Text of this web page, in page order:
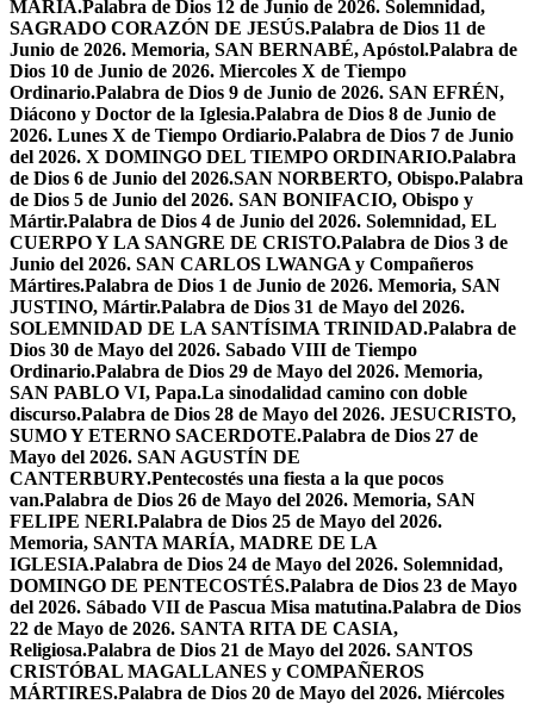
MARÍA.Palabra de Dios 12 de Junio de 2026. Solemnidad,
SAGRADO CORAZÓN DE JESÚS.Palabra de Dios 11 de
Junio de 2026. Memoria, SAN BERNABÉ, Apóstol.Palabra de
Dios 10 de Junio de 2026. Miercoles X de Tiempo
Ordinario.Palabra de Dios 9 de Junio de 2026. SAN EFRÉN,
Diácono y Doctor de la Iglesia.Palabra de Dios 8 de Junio de
2026. Lunes X de Tiempo Ordiario.Palabra de Dios 7 de Junio
del 2026. X DOMINGO DEL TIEMPO ORDINARIO.Palabra
de Dios 6 de Junio del 2026.SAN NORBERTO, Obispo.Palabra
de Dios 5 de Junio del 2026. SAN BONIFACIO, Obispo y
Mártir.Palabra de Dios 4 de Junio del 2026. Solemnidad, EL
CUERPO Y LA SANGRE DE CRISTO.Palabra de Dios 3 de
Junio del 2026. SAN CARLOS LWANGA y Compañeros
Mártires.Palabra de Dios 1 de Junio de 2026. Memoria, SAN
JUSTINO, Mártir.Palabra de Dios 31 de Mayo del 2026.
SOLEMNIDAD DE LA SANTÍSIMA TRINIDAD.Palabra de
Dios 30 de Mayo del 2026. Sabado VIII de Tiempo
Ordinario.Palabra de Dios 29 de Mayo del 2026. Memoria,
SAN PABLO VI, Papa.La sinodalidad camino con doble
discurso.Palabra de Dios 28 de Mayo del 2026. JESUCRISTO,
SUMO Y ETERNO SACERDOTE.Palabra de Dios 27 de
Mayo del 2026. SAN AGUSTÍN DE
CANTERBURY.Pentecostés una fiesta a la que pocos
van.Palabra de Dios 26 de Mayo del 2026. Memoria, SAN
FELIPE NERI.Palabra de Dios 25 de Mayo del 2026.
Memoria, SANTA MARÍA, MADRE DE LA
IGLESIA.Palabra de Dios 24 de Mayo del 2026. Solemnidad,
DOMINGO DE PENTECOSTÉS.Palabra de Dios 23 de Mayo
del 2026. Sábado VII de Pascua Misa matutina.Palabra de Dios
22 de Mayo de 2026. SANTA RITA DE CASIA,
Religiosa.Palabra de Dios 21 de Mayo del 2026. SANTOS
CRISTÓBAL MAGALLANES y COMPAÑEROS
MÁRTIRES.Palabra de Dios 20 de Mayo del 2026. Miércoles